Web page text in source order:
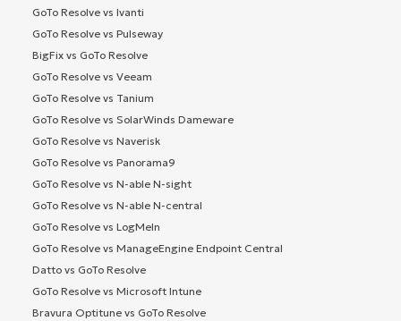
GoTo Resolve vs Ivanti
GoTo Resolve vs Pulseway
BigFix vs GoTo Resolve
GoTo Resolve vs Veeam
GoTo Resolve vs Tanium
GoTo Resolve vs SolarWinds Dameware
GoTo Resolve vs Naverisk
GoTo Resolve vs Panorama9
GoTo Resolve vs N-able N-sight
GoTo Resolve vs N-able N-central
GoTo Resolve vs LogMeIn
GoTo Resolve vs ManageEngine Endpoint Central
Datto vs GoTo Resolve
GoTo Resolve vs Microsoft Intune
Bravura Optitune vs GoTo Resolve